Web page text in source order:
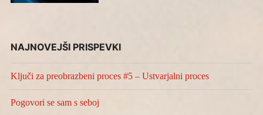
NAJNOVEJŠI PRISPEVKI
Ključi za preobrazbeni proces #5 – Ustvarjalni proces
Pogovori se sam s seboj